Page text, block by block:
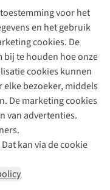
voor het
en het gebruik
cookies. De
bij te houden hoe onze
cookies kunnen
bezoeker, middels
De marketing cookies
van advertenties.
kan via de cookie